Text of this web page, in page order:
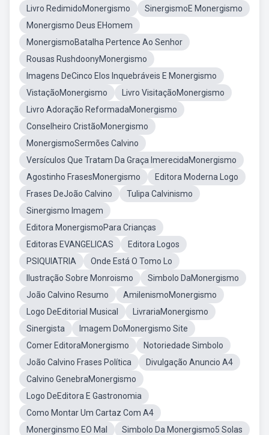
Livro RedimidoMonergismo
SinergismoE Monergismo
Monergismo Deus EHomem
MonergismoBatalha Pertence Ao Senhor
Rousas RushdoonyMonergismo
Imagens DeCinco Elos Inquebráveis E Monergismo
VistaçãoMonergismo
Livro VisitaçãoMonergismo
Livro Adoração ReformadaMonergismo
Conselheiro CristãoMonergismo
MonergismoSermões Calvino
Versículos Que Tratam Da Graça ImerecidaMonergismo
Agostinho FrasesMonergismo
Editora Moderna Logo
Frases DeJoão Calvino
Tulipa Calvinismo
Sinergismo Imagem
Editora MonergismoPara Crianças
Editoras EVANGELICAS
Editora Logos
PSIQUIATRIA
Onde Está O Tomo Lo
Ilustração Sobre Monroismo
Simbolo DaMonergismo
João Calvino Resumo
AmilenismoMonergismo
Logo DeEditorial Musical
LivrariaMonergismo
Sinergista
Imagem DoMonergismo Site
Comer EditoraMonergismo
Notoriedade Simbolo
João Calvino Frases Política
Divulgação Anuncio A4
Calvino GenebraMonergismo
Logo DeEditora E Gastronomia
Como Montar Um Cartaz Com A4
Monerginsmo EO Mal
Simbolo Da Monergismo5 Solas